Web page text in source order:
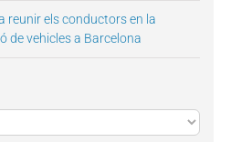
reunir els conductors en la
de vehicles a Barcelona